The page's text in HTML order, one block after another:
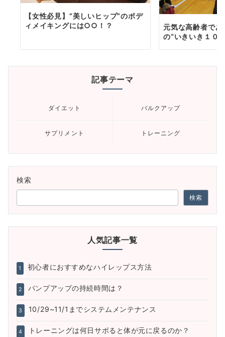
【女性必見】”美しいヒップ”のボデ
ィメイキングには○○！？
元気な高齢者で
の“いきいき１０
記事テーマ
ダイエット バルクアップ
サプリメント トレーニング
検索
検索
人気記事一覧
1 初心者におすすめなハイレップス方法
2 パンプアップの持続時間は？
3 10/29~11/1までシステムメンテナンス
4 トレーニングは何日サボると体が元に戻るのか？